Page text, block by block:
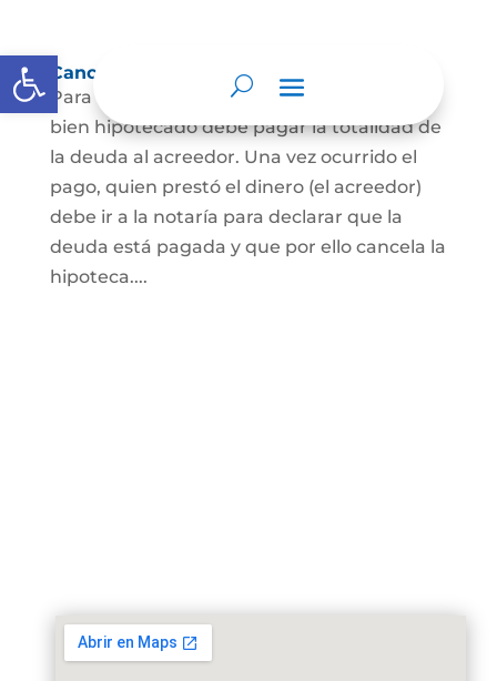
Abrir barra de herramientas
Cancelación de Hipoteca
Para cancelar una hipoteca, el dueño del
bien hipotecado debe pagar la totalidad de
la deuda al acreedor. Una vez ocurrido el
pago, quien prestó el dinero (el acreedor)
debe ir a la notaría para declarar que la
deuda está pagada y que por ello cancela la
hipoteca....